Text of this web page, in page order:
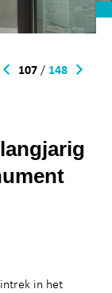
107/ 148
in het